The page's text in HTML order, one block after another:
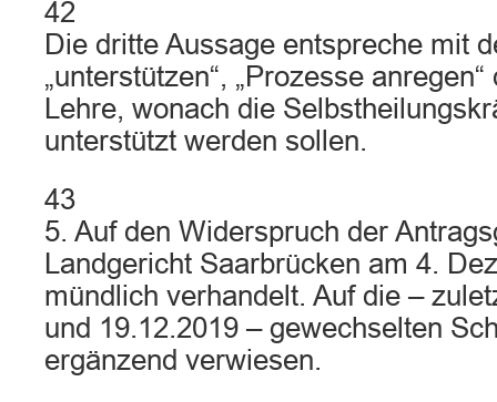
42
Die dritte Aussage entspreche mit
„unterstützen“, „Prozesse
Lehre, wonach die
unterstützt werden sollen.
43
5. Auf den Widerspruch der
Landgericht Saarbrücken am 4.
mündlich verhandelt. Auf die –
und 19.12.2019 – gewechselten
ergänzend verwiesen.